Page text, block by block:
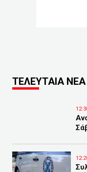
ΤΕΛΕΥΤΑΙΑ ΝΕΑ